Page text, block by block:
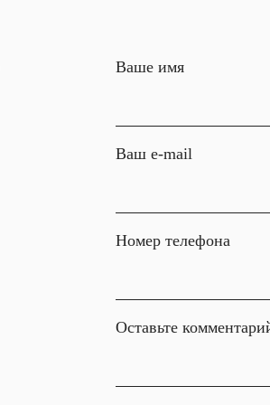
Ваше имя
Ваш e-mail
Номер телефона
Оставьте